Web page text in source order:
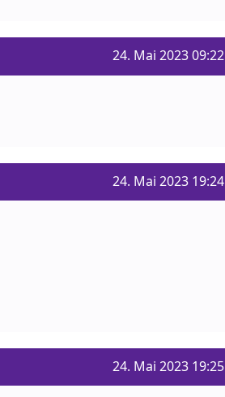
24. Mai 2023 09:22
24. Mai 2023 19:24
24. Mai 2023 19:25